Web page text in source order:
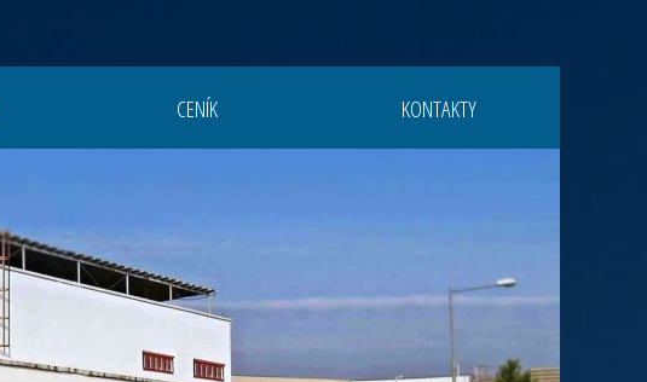
CENÍK KONTAKTY